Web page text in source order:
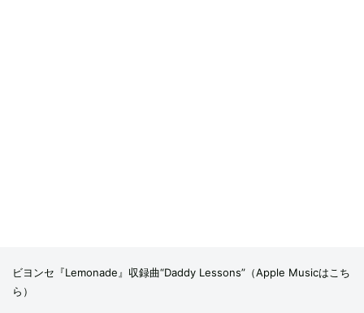
ビヨンセ『Lemonade』収録曲“Daddy Lessons”（Apple Musicはこち
ら ）